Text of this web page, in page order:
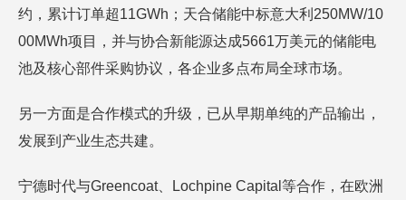
约，累计订单超11GWh；天合储能中标意大利250MW/10
00MWh项目，并与协合新能源达成5661万美元的储能电
池及核心部件采购协议，各企业多点布局全球市场。
另一方面是合作模式的升级，已从早期单纯的产品输出，
发展到产业生态共建。
宁德时代与Greencoat、Lochpine Capital等合作，在欧洲